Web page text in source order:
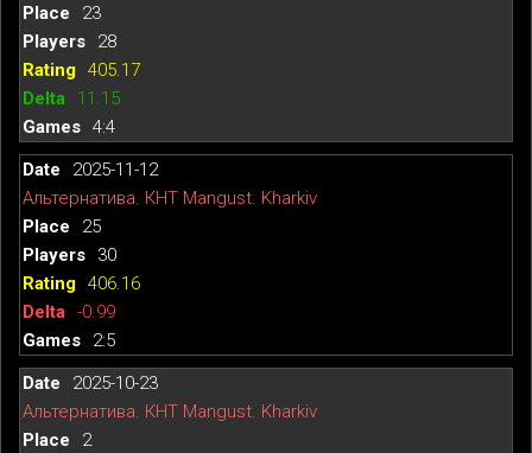
23
28
405.17
11.15
4:4
2025-11-12
Альтернатива. КНТ Mangust. Kharkiv
25
30
406.16
-0.99
2:5
2025-10-23
Альтернатива. КНТ Mangust. Kharkiv
2